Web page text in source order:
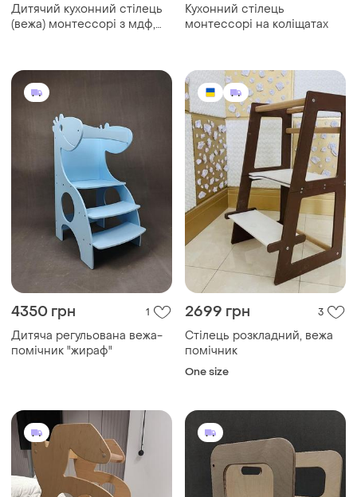
Дитячий кухонний стілець
(вежа) монтессорі з мдф,
помічник, коричневий
(польща)
Кухонний стілець
монтессорі на коліщатах
4350 грн 1
Дитяча регульована вежа-
помічник "жираф"
2699 грн 3
Стілець розкладний, вежа
помічник
One size